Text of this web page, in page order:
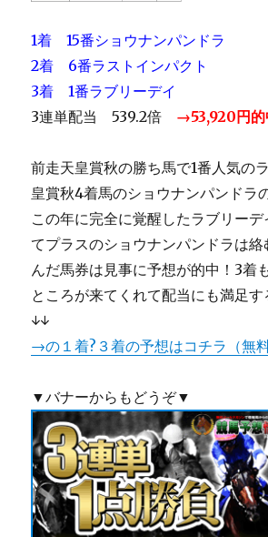
1着 15番ショウナンパンドラ
2着 6番ラストインパクト
3着 1番ラブリーデイ
3連単配当 539.2倍 →53,920円的
前走天皇賞秋の勝ち馬で1番人気の
皇賞秋4着馬のショウナンパンドラ
この年に完全に覚醒したラブリー
てプラスのショウナンパンドラは
んだ馬券は見事に予想が的中！3着
ところが来てくれて配当にも満足す
↓↓
→の１着?３着の予想はコチラ（無
▼バナーからもどうぞ▼